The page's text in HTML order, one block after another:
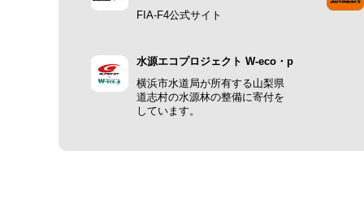
FIA-F4公式サイト
水源エコプロジェクト W-eco・p
横浜市水道局が所有する山梨県
道志村の水源林の整備に寄付を
しています。